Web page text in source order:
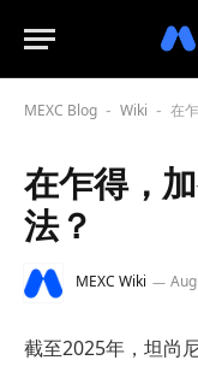
MEXC Blog - Wiki - 在
在乍得，
法？
MEXC Wiki
截至2025年，坦尚